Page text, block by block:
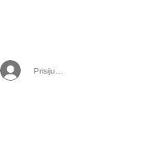
Prisijungti